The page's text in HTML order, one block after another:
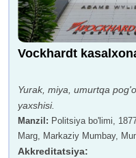
Vockhardt
Yurak, miya, umurtqa
yaxshisi.
Manzil : Politsiya bo'limi,
Marg, Markaziy Mumbay,
Akkreditatsiya: